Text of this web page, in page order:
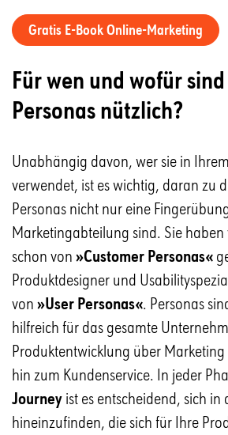
Gratis E-Book Online-Marketing
Für wen und wofür
Personas nützlich?
Unabhängig davon, wer sie in
verwendet, ist es wichtig, daran zu
Personas nicht nur eine
Marketingabteilung sind. Sie
schon von »Customer Personas«
Produktdesigner und
von »User Personas«. Personas
hilfreich für das gesamte
Produktentwicklung über
hin zum Kundenservice. In jeder
Journey ist es entscheidend, sich in
hineinzufinden, die sich für Ihre